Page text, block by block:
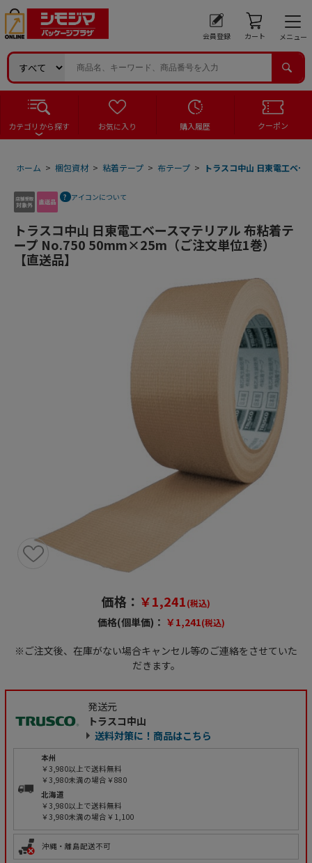
会員登録 カート メニュー
カテゴリから探す お気に入り 購入履歴 クーポン
ホーム > 梱包資材 > 粘着テープ > 布テープ > トラスコ中山 日東電工ベ
アイコンについて
トラスコ中山 日東電工ベースマテリアル 布粘着テ
ープ No.750 50mm×25m（ご注文単位1巻）
【直送品】
価格： ￥1,241(税込)
価格(個単価)： ￥1,241(税込)
※ご注文後、在庫がない場合キャンセル等のご連絡をさせていた
だきます。
発送元
トラスコ中山
送料対策に！商品はこちら
本州
￥3,980以上で送料無料
￥3,980未満の場合￥880
北海道
￥3,980以上で送料無料
￥3,980未満の場合￥1,100
沖縄・離島配送不可